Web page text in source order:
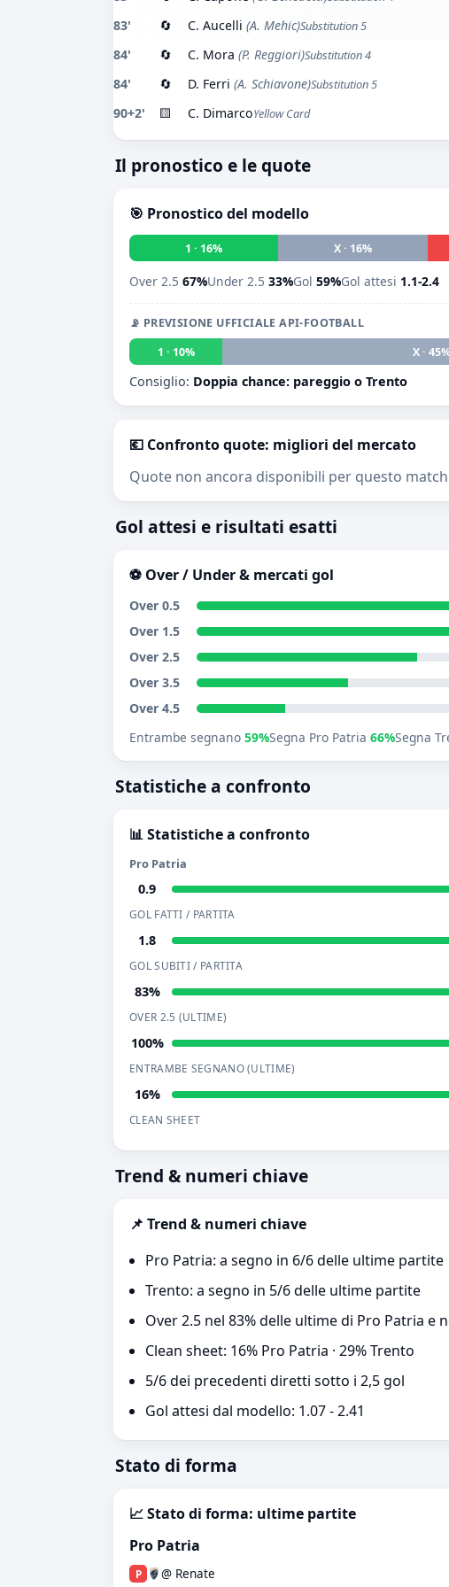
83' 🔄 C. Aucelli (A. Mehic)Substitution 5
84' 🔄 C. Mora (P. Reggiori)Substitution 4
84' 🔄 D. Ferri (A. Schiavone)Substitution 5
90+2' 🟨 C. DimarcoYellow Card
Il pronostico e le quote
🎯 Pronostico del modello
1 · 16% X · 16%
Over 2.5 67%Under 2.5 33%Gol 59%Gol attesi 1.1-2.4
📡 PREVISIONE UFFICIALE API-FOOTBALL
1 · 10%
X ·
Consiglio: Doppia chance: pareggio o Trento
💶 Confronto quote: migliori del mercato
Quote non ancora disponibili per questo
Gol attesi e risultati esatti
⚽ Over / Under & mercati gol
Over 0.5
Over 1.5
Over 2.5
Over 3.5
Over 4.5
Entrambe segnano 59%Segna Pro Patria 66%Segna
Statistiche a confronto
📊 Statistiche a confronto
Pro Patria
0.9
GOL FATTI / PARTITA
1.8
GOL SUBITI / PARTITA
83%
OVER 2.5 (ULTIME)
100%
ENTRAMBE SEGNANO (ULTIME)
16%
CLEAN SHEET
Trend & numeri chiave
📌 Trend & numeri chiave
Pro Patria: a segno in 6/6 delle ultime partite
Trento: a segno in 5/6 delle ultime partite
Over 2.5 nel 83% delle ultime di Pro Patria e
Clean sheet: 16% Pro Patria · 29% Trento
5/6 dei precedenti diretti sotto i 2,5 gol
Gol attesi dal modello: 1.07 - 2.41
Stato di forma
📈 Stato di forma: ultime partite
Pro Patria
P @ Renate